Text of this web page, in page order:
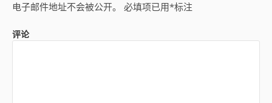
电子邮件地址不会被公开。 必填项已用*标注
评论